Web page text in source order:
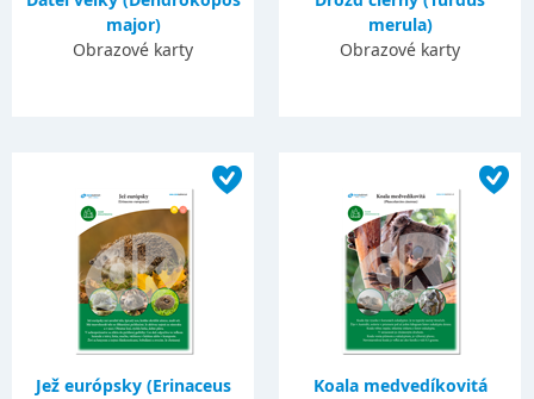
major)
Obrazové karty
merula)
Obrazové karty
Jež európsky (Erinaceus
Koala medvedíkovitá